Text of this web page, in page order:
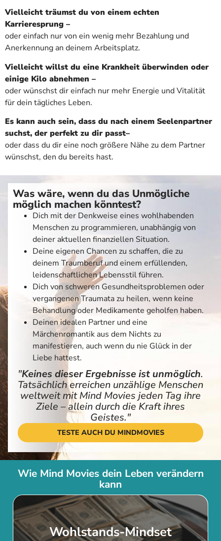
Vielleicht träumst du von einem echten
Karrieresprung –
oder einfach nur von ein wenig mehr Bezahlung und
Anerkennung an deinem Arbeitsplatz.
Vielleicht willst du eine Krankheit überwinden oder
einige Kilo abnehmen –
oder wünschst dir einfach nur mehr Energie und Vitalität
für dein tägliches Leben.
Es kann auch sein, dass du nach einem Seelenpartner
suchst, der perfekt zu dir passt–
oder dass du dir eine noch größere Nähe zu dem Partner
wünschst, den du bereits hast.
Was wäre, wenn du das Unmögliche
möglich machen könntest?
Dich mit der Denkweise eines wohlhabenden
Menschen zu programmieren, unabhängig von
deiner aktuellen finanziellen Situation.
Deine eigenen Chancen zu schaffen, die zu
deinem Traumberuf und einem erfüllenden,
leidenschaftlichen Lebensstil führen.
Dich von schweren Gesundheitsproblemen oder
vergangenen Traumata zu heilen, wenn keine
Behandlung oder Medikamente geholfen haben.
Deinen idealen Partner und eine
Märchenromantik aus dem Nichts zu
manifestieren, auch wenn du nie Glück in der
Liebe hattest.
"Keines dieser Ergebnisse ist unmöglich.
Tatsächlich erreichen unzählige Menschen
weltweit mit Mind Movies jeden Tag ihre
Ziele – allein durch die Kraft ihres
Geistes."
TESTE AUCH DU MINDMOVIES
Wie Mind Movies dein Leben verändern
kann
Wohlstands-Mindset
Mehr Wohlstand und Fülle
manifestieren